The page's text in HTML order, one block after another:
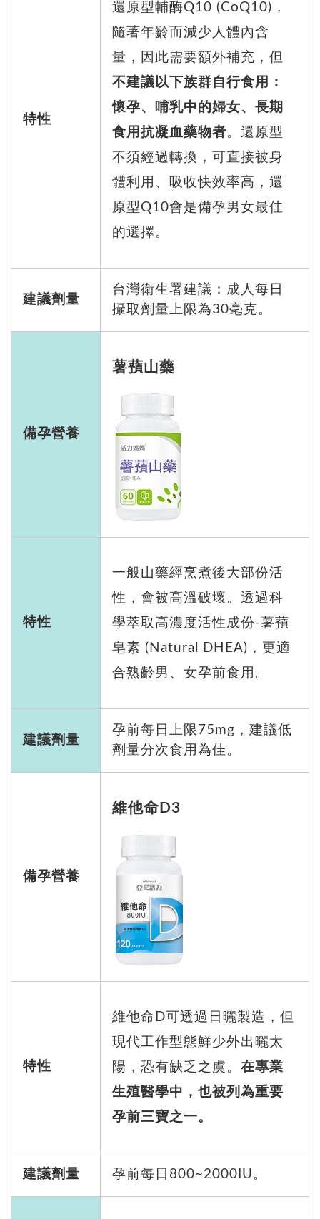
特性
還原型輔酶Q10 (CoQ10)，
隨著年齡而減少人體內含
量，因此需要額外補充，但
不建議以下族群自行食用：
懷孕、哺乳中的婦女、長期
食用抗凝血藥物者。還原型
不須經過轉換，可直接被身
體利用、吸收快效率高，還
原型Q10會是備孕男女最佳
的選擇。
建議劑量
台灣衛生署建議：成人每日
攝取劑量上限為30毫克。
備孕營養
薯蕷山藥
特性
一般山藥經烹煮後大部份活
性，會被高溫破壞。透過科
學萃取高濃度活性成份-薯蕷
皂素 (Natural DHEA)，更適
合熟齡男、女孕前食用。
建議劑量
孕前每日上限75mg，建議低
劑量分次食用為佳。
備孕營養
維他命D3
特性
維他命D可透過日曬製造，但
現代工作型態鮮少外出曬太
陽，恐有缺乏之虞。 在專業
生殖醫學中，也被列為重要
孕前三寶之一。
建議劑量 孕前每日800~2000IU。